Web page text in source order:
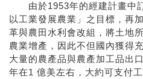
由於1953年的經建計畫中訂
以工業發展農業」之目標，再
革與農田水利會改組，將土地
農業增產，因此不但國內獲得
大量的農產品與農產加工品出
年在1 億美左右，大約可支付